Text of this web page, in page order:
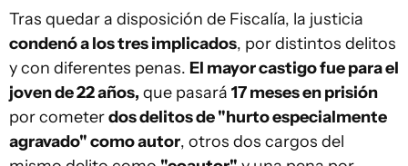
Tras quedar a disposición de Fiscalía, la justicia
condenó a los tres implicados, por distintos delitos
y con diferentes penas. El mayor castigo fue para el
joven de 22 años, que pasará 17 meses en prisión
por cometerdos delitos de "hurto especialmente
agravado" como autor, otros dos cargos del